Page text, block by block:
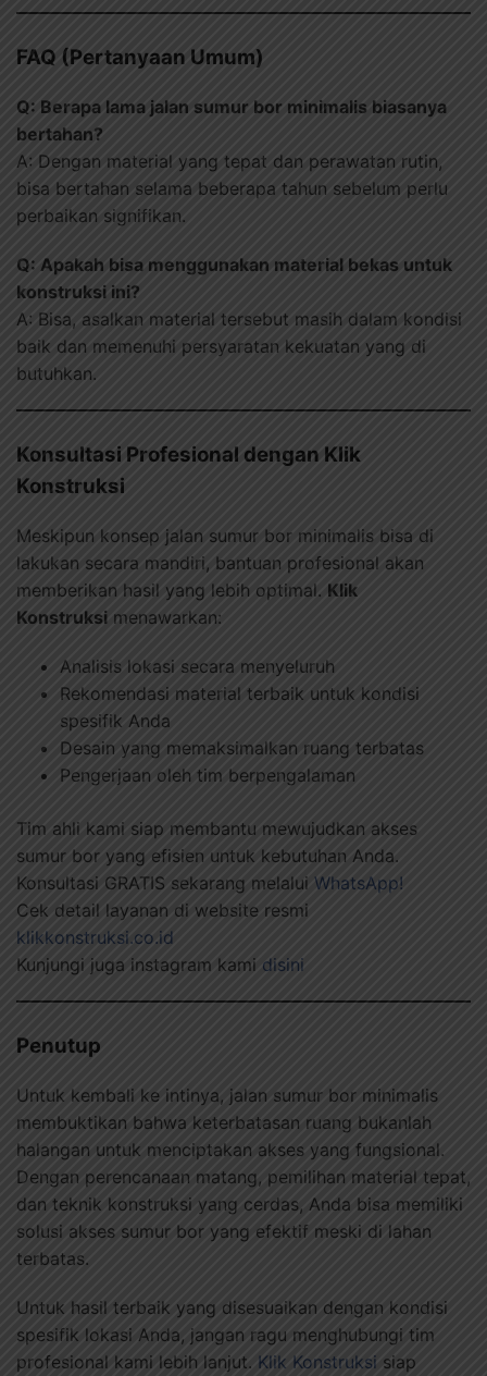
FAQ (Pertanyaan Umum)
Q: Berapa lama jalan sumur bor minimalis biasanya
bertahan?
A: Dengan material yang tepat dan perawatan rutin,
bisa bertahan selama beberapa tahun sebelum perlu
perbaikan signifikan.
Q: Apakah bisa menggunakan material bekas untuk
konstruksi ini?
A: Bisa, asalkan material tersebut masih dalam kondisi
baik dan memenuhi persyaratan kekuatan yang di
butuhkan.
Konsultasi Profesional dengan Klik
Konstruksi
Meskipun konsep jalan sumur bor minimalis bisa di
lakukan secara mandiri, bantuan profesional akan
memberikan hasil yang lebih optimal. Klik
Konstruksi menawarkan:
Analisis lokasi secara menyeluruh
Rekomendasi material terbaik untuk kondisi
spesifik Anda
Desain yang memaksimalkan ruang terbatas
Pengerjaan oleh tim berpengalaman
Tim ahli kami siap membantu mewujudkan akses
sumur bor yang efisien untuk kebutuhan Anda.
Konsultasi GRATIS sekarang melalui WhatsApp!
Cek detail layanan di website resmi
klikkonstruksi.co.id
Kunjungi juga instagram kami disini
Penutup
Untuk kembali ke intinya, jalan sumur bor minimalis
membuktikan bahwa keterbatasan ruang bukanlah
halangan untuk menciptakan akses yang fungsional.
Dengan perencanaan matang, pemilihan material tepat,
dan teknik konstruksi yang cerdas, Anda bisa memiliki
solusi akses sumur bor yang efektif meski di lahan
terbatas.
Untuk hasil terbaik yang disesuaikan dengan kondisi
spesifik lokasi Anda, jangan ragu menghubungi tim
profesional kami lebih lanjut. Klik Konstruksi siap